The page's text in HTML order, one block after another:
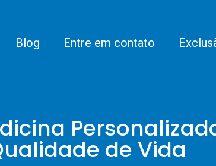
Blog Entre em contato
de Vida